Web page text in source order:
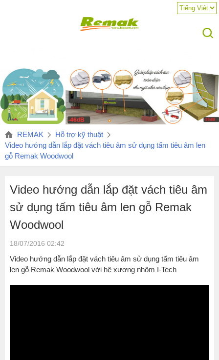
REMAK
Hỗ trợ kỹ thuật
Video hướng dẫn lắp đặt vách tiêu âm sử dụng tấm tiêu âm len
gỗ Remak Woodwool
Video hướng dẫn lắp đặt vách tiêu âm
sử dụng tấm tiêu âm len gỗ Remak
Woodwool
18/07/2016 02:42
Video hướng dẫn lắp đặt vách tiêu âm sử dụng tấm tiêu âm
len gỗ Remak Woodwool với hệ xương nhôm I-Tech